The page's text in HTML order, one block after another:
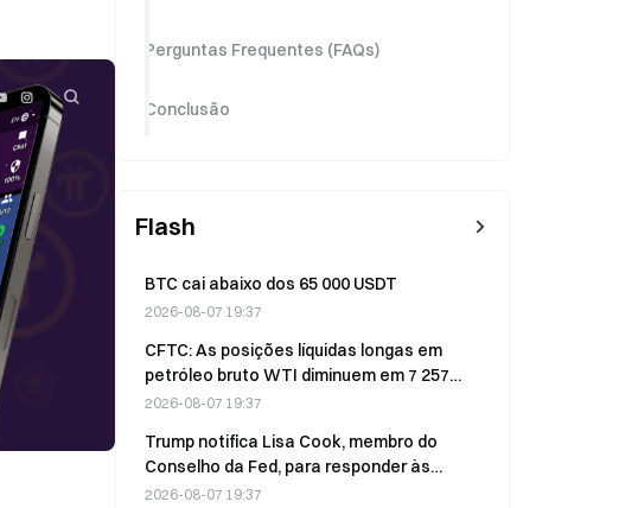
Perguntas Frequentes (FAQs)
Conclusão
Flash
BTC cai abaixo dos 65 000 USDT
2026-08-07 19:37
CFTC: As posições líquidas longas em
petróleo bruto WTI diminuem em 7 257
contratos na semana de 4 de agosto
2026-08-07 19:37
Trump notifica Lisa Cook, membro do
Conselho da Fed, para responder às
alegações no prazo de três semanas, a
2026-08-07 19:37